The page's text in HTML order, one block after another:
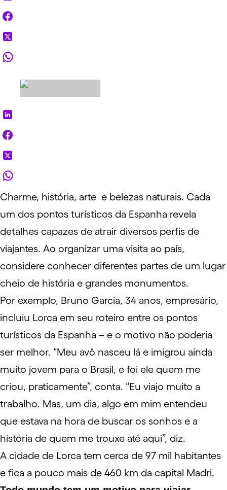
Charme, história, arte e belezas naturais. Cada
um dos pontos turísticos da Espanha revela
detalhes capazes de atrair diversos perfis de
viajantes. Ao organizar uma visita ao país,
considere conhecer diferentes partes de um lugar
cheio de história e grandes monumentos.
Por exemplo, Bruno Garcia, 34 anos, empresário,
incluiu Lorca em seu roteiro entre os pontos
turísticos da Espanha – e o motivo não poderia
ser melhor. “Meu avô nasceu lá e imigrou ainda
muito jovem para o Brasil, e foi ele quem me
criou, praticamente”, conta. “Eu viajo muito a
trabalho. Mas, um dia, algo em mim entendeu
que estava na hora de buscar os sonhos e a
história de quem me trouxe até aqui”, diz.
A cidade de Lorca tem cerca de 97 mil habitantes
e fica a pouco mais de 460 km da capital Madri.